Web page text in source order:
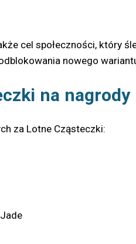
cel społeczności, który
nowego
na nagrody
za Lotne Cząsteczki: